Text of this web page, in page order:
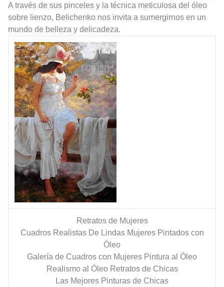
A través de sus pinceles y la técnica meticulosa del óleo
sobre lienzo, Belichenko nos invita a sumergirnos en un
mundo de belleza y delicadeza.
Retratos de Mujeres
Cuadros Realistas De Lindas Mujeres Pintados con
Óleo
Galería de Cuadros con Mujeres Pintura al Óleo
Realismo al Óleo Retratos de Chicas
Las Mejores Pinturas de Chicas